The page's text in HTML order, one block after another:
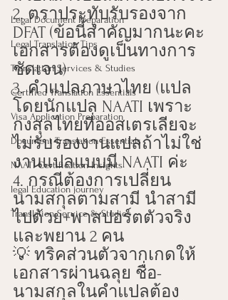
Legal Document Preparation
Legal Translation Tips
Translation Services & Studies
Certified Translation Essentials
Visa Application Preparation
Document Translation Essentials
NAATI Certification Insights
legal Education journey
Translation Service & Studies
2. ตราประทับรับรองจาก
DFAT (ข้อนี้สำคัญมากนะคะ
เอกสารต้องดูเป็นทางการ
ชัดเจน)
3. คำแปลภาษาไทย (แปล
โดยนักแปล NAATI เพราะ
กงสุลไทยที่ออสเตรเลียจะ
ไม่รับรองงานแปลถ้าไม่ใช่
งานแปลแบบมี NAATI ค่ะ
4. กรณีต้องการเปลี่ยน
นามสกุลตามสามี นำสามี
ไปด้วย+พาสปอร์ตตัวจริง
และพยาน 2 คน
💡 ทริคส่วนตัวจากเกดให้
เอกสารผ่านฉลุย ชื่อ-
นามสกุลในคำแปลต้อง